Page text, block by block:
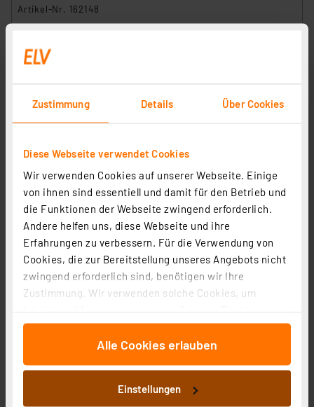
Zustimmung Details Über Cookies
Diese Webseite verwendet Cookies
Wir verwenden Cookies auf unserer Webseite. Einige
von ihnen sind essentiell und damit für den Betrieb und
die Funktionen der Webseite zwingend erforderlich.
Andere helfen uns, diese Webseite und ihre
Erfahrungen zu verbessern. Für die Verwendung von
Cookies, die zur Bereitstellung unseres Angebots nicht
zwingend erforderlich sind, benötigen wir Ihre
Zustimmung. Wir verwenden solche Cookies, um
für soziale Medien anbieten zu können und die Zugriffe
auf unsere Website zu analysieren. Außerdem geben
an unsere Partner für soziale Medien, Werbung und
Analysen weiter. Unsere Partner führen diese
Alle Cookies erlauben
Einstellungen
Artikel-Nr. 162148
Homematic IP Glasrahmen, 1-fach, weiß, HmIP-GF1
Artikel-Nr. 162145
zzgl. MwSt.
Informationen zu Versandkosten